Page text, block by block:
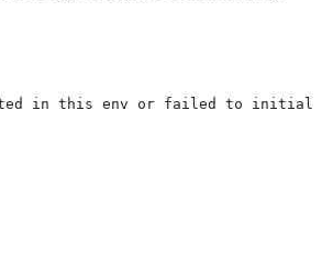
in this env or failed to